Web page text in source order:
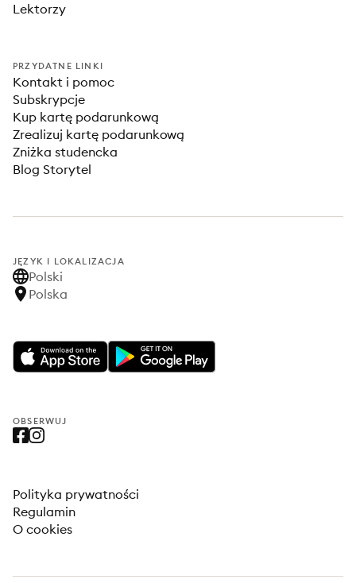
Lektorzy
PRZYDATNE LINKI
Kontakt i pomoc
Subskrypcje
Kup kartę podarunkową
Zrealizuj kartę podarunkową
Zniżka studencka
Blog Storytel
JĘZYK I LOKALIZACJA
Polski
Polska
OBSERWUJ
Polityka prywatności
Regulamin
O cookies